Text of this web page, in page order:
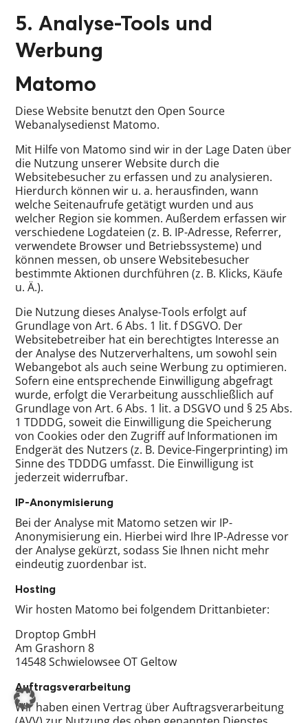
5. Analyse-Tools und
Werbung
Matomo
Diese Website benutzt den Open Source
Webanalysedienst Matomo.
Mit Hilfe von Matomo sind wir in der Lage Daten über
die Nutzung unserer Website durch die
Websitebesucher zu erfassen und zu analysieren.
Hierdurch können wir u. a. herausfinden, wann
welche Seitenaufrufe getätigt wurden und aus
welcher Region sie kommen. Außerdem erfassen wir
verschiedene Logdateien (z. B. IP-Adresse, Referrer,
verwendete Browser und Betriebssysteme) und
können messen, ob unsere Websitebesucher
bestimmte Aktionen durchführen (z. B. Klicks, Käufe
u. Ä.).
Die Nutzung dieses Analyse-Tools erfolgt auf
Grundlage von Art. 6 Abs. 1 lit. f DSGVO. Der
Websitebetreiber hat ein berechtigtes Interesse an
der Analyse des Nutzerverhaltens, um sowohl sein
Webangebot als auch seine Werbung zu optimieren.
Sofern eine entsprechende Einwilligung abgefragt
wurde, erfolgt die Verarbeitung ausschließlich auf
Grundlage von Art. 6 Abs. 1 lit. a DSGVO und § 25 Abs.
1 TDDDG, soweit die Einwilligung die Speicherung
von Cookies oder den Zugriff auf Informationen im
Endgerät des Nutzers (z. B. Device-Fingerprinting) im
Sinne des TDDDG umfasst. Die Einwilligung ist
jederzeit widerrufbar.
IP-Anonymisierung
Bei der Analyse mit Matomo setzen wir IP-
Anonymisierung ein. Hierbei wird Ihre IP-Adresse vor
der Analyse gekürzt, sodass Sie Ihnen nicht mehr
eindeutig zuordenbar ist.
Hosting
Wir hosten Matomo bei folgendem Drittanbieter:
Droptop GmbH
Am Grashorn 8
14548 Schwielowsee OT Geltow
Auftragsverarbeitung
Wir haben einen Vertrag über Auftragsverarbeitung